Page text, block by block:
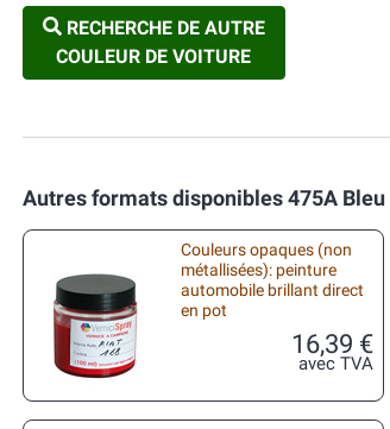
RECHERCHE DE AUTRE
COULEUR DE VOITURE
Autres formats disponibles 475A
Couleurs opaques (non
métallisées): peinture
automobile brillant direct
en pot
16,39 €
avec TVA